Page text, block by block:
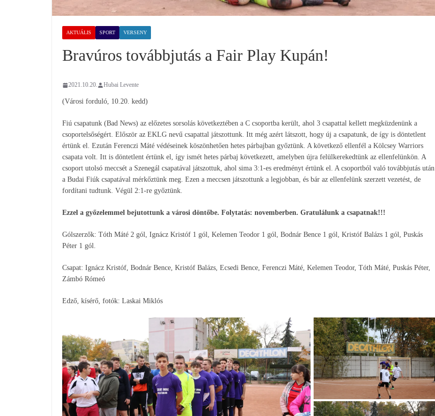
AKTUÁLIS SPORT VERSENY
Bravúros továbbjutás a Fair Play Kupán!
2021.10.20. Hubai Levente
(Városi forduló, 10.20. kedd)
Fiú csapatunk (Bad News) az előzetes sorsolás következtében a C csoportba került, ahol 3 csapattal kellett megküzdenünk a
csoportelsőségért. Először az EKLG nevű csapattal játszottunk. Itt még azért látszott, hogy új a csapatunk, de így is döntetlent
értünk el. Ezután Ferenczi Máté védéseinek köszönhetően hetes párbajban győztünk. A következő ellenfél a Kölcsey Warriors
csapata volt. Itt is döntetlent értünk el, így ismét hetes párbaj következett, amelyben újra felülkerekedtünk az ellenfelünkön. A
csoport utolsó meccsét a Szenegál csapatával játszottuk, ahol sima 3:1-es eredményt értünk el. A csoportból való továbbjutás után
a Budai Fiúk csapatával mérkőztünk meg. Ezen a meccsen játszottunk a legjobban, és bár az ellenfelünk szerzett vezetést, de
fordítani tudtunk. Végül 2:1-re győztünk.
Ezzel a győzelemmel bejutottunk a városi döntőbe. Folytatás: novemberben. Gratulálunk a csapatnak!!!
Gólszerzők: Tóth Máté 2 gól, Ignácz Kristóf 1 gól, Kelemen Teodor 1 gól, Bodnár Bence 1 gól, Kristóf Balázs 1 gól, Puskás
Péter 1 gól.
Csapat: Ignácz Kristóf, Bodnár Bence, Kristóf Balázs, Ecsedi Bence, Ferenczi Máté, Kelemen Teodor, Tóth Máté, Puskás Péter,
Zámbó Rómeó
Edző, kísérő, fotók: Laskai Miklós